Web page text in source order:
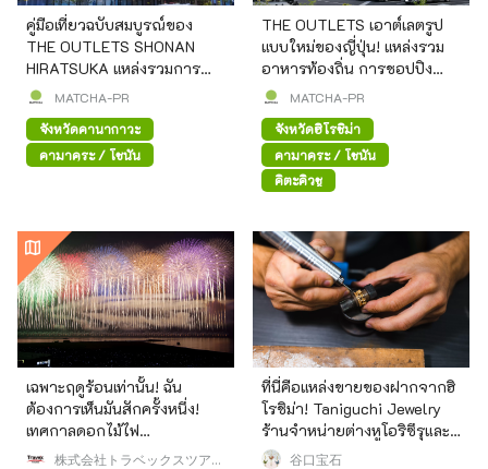
คู่มือเที่ยวฉบับสมบูรณ์ของ
THE OUTLETS SHONAN
HIRATSUKA แหล่งรวมการ
ชอป เครื่องใช้ไฟฟ้าลดราคา
เดียว
MATCHA-PR
จังหวัดคานากาวะ
คามาคุระ / โชนัน
THE OUTLETS เอาต์เลตรูป
แบบใหม่ของญี่ปุ่น! แหล่งรวม
อาหารท้องถิ่น การชอปปิง
และความบันเทิงแบบครบวงจร
MATCHA-PR
จังหวัดฮิโรชิม่า
คามาคุระ / โชนัน
คิตะคิวชู
เฉพาะฤดูร้อนเท่านั้น! ฉัน
ต้องการเห็นมันสักครั้งหนึ่ง!
เทศกาลดอกไม้ไฟ
Kashiwazaki ซึ่งเป็นหนึ่งใน
株式会社トラベックスツアー
ที่นี่คือแหล่งขายของฝากจากฮิ
โรชิม่า! Taniguchi Jewelry
ร้านจำหน่ายต่างหูโอริซึรุและ
เครื่องประดับไข่มุกญี่ปุ่น
谷口宝石